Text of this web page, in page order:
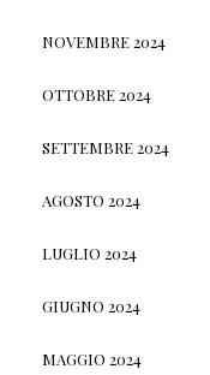
NOVEMBRE 2024
OTTOBRE 2024
SETTEMBRE 2024
AGOSTO 2024
LUGLIO 2024
GIUGNO 2024
MAGGIO 2024